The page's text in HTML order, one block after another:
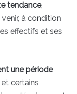
tendance,
à condition
effectifs et ses
une période
et certains